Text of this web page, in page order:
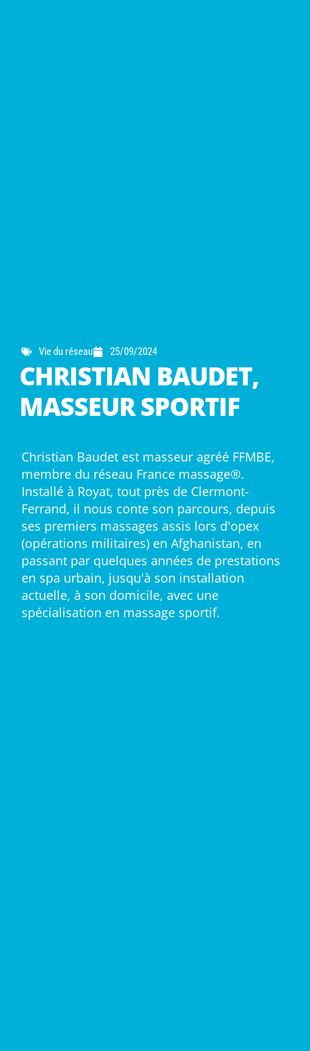
Vie du réseau 25/09/2024
CHRISTIAN BAUDET,
MASSEUR SPORTIF
Christian Baudet est masseur agréé FFMBE,
membre du réseau France massage®.
Installé à Royat, tout près de Clermont-
Ferrand, il nous conte son parcours, depuis
ses premiers massages assis lors d'opex
(opérations militaires) en Afghanistan, en
passant par quelques années de prestations
en spa urbain, jusqu'à son installation
actuelle, à son domicile, avec une
spécialisation en massage sportif.